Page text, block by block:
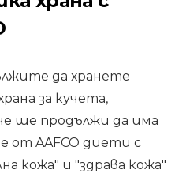
да хранете
за кучета,
ще продължи да има
от AAFCO диети с
кожа" и "здрава кожа"